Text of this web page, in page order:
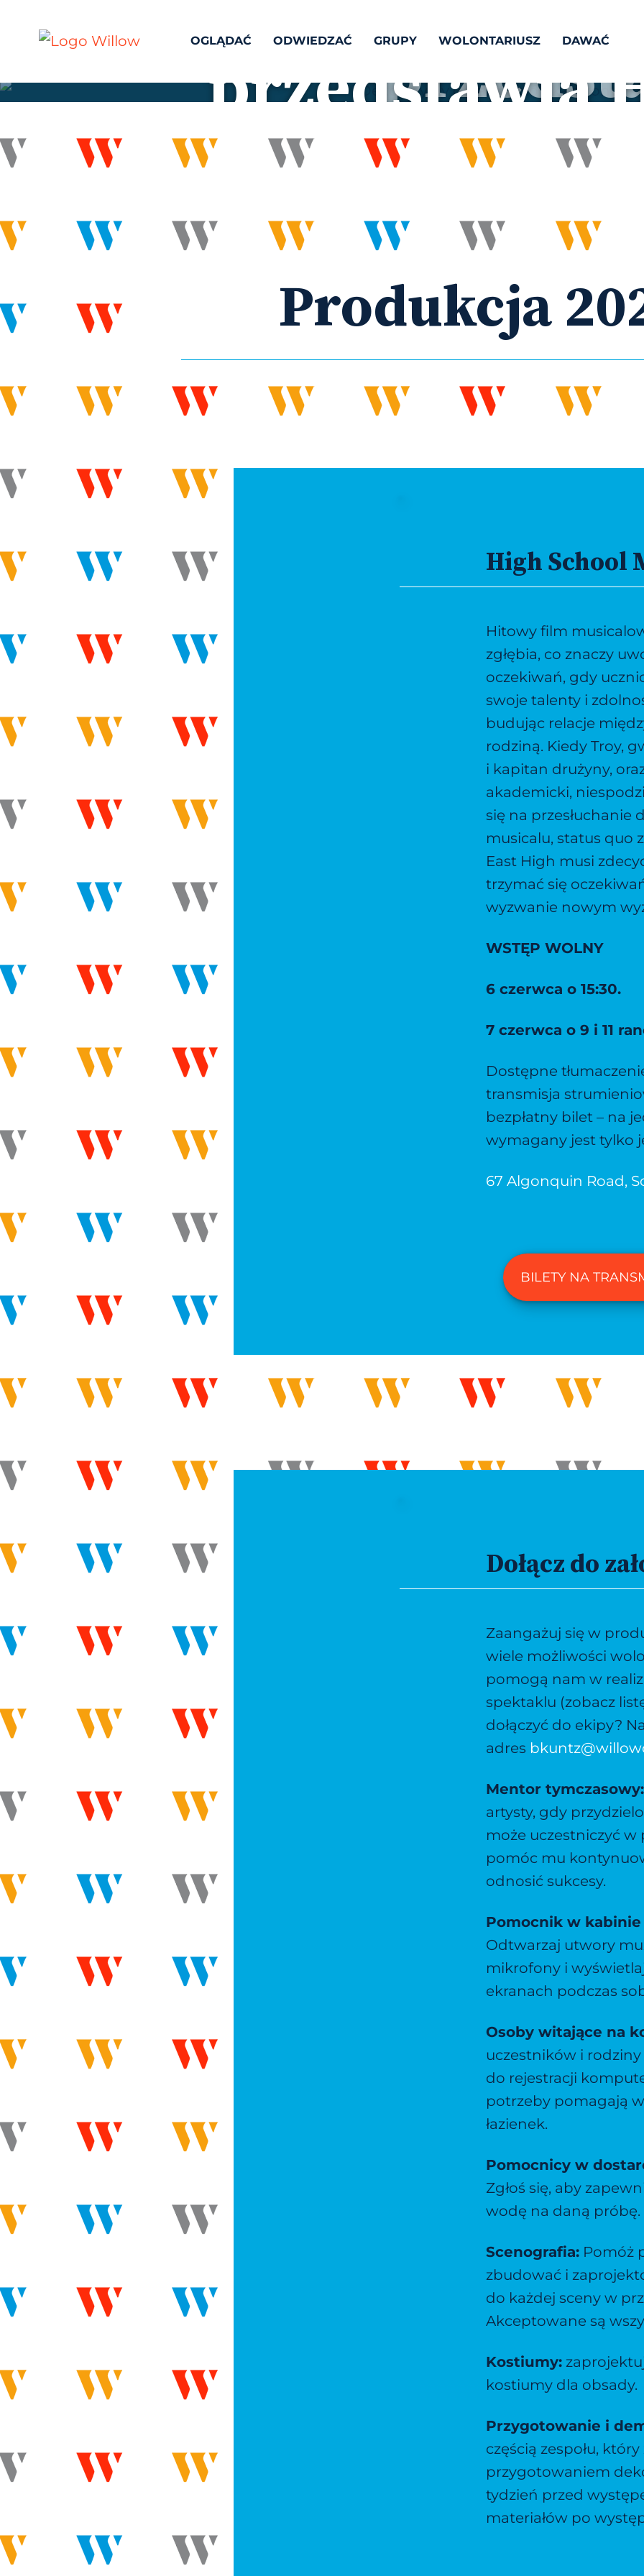
OGLĄDAĆ ODWIEDZAĆ GRUPY WOLONTARIUSZ DAWAĆ
Willow
przedstawia
School
Produkcja
High School
Hitowy film
zgłębia, co znaczy
oczekiwań, gdy
swoje talenty i
budując relacje
rodziną. Kiedy Troy,
i kapitan drużyny,
akademicki,
się na przesłuchanie
musicalu, status quo
East High musi
trzymać się
wyzwanie nowym
WSTĘP WOLNY
6 czerwca o 15:30.
7 czerwca o 9 i 11
Dostępne
transmisja
bezpłatny bilet – na
wymagany jest tylko
67 Algonquin Road,
BILETY NA
Dołącz do
Zaangażuj się w
wiele możliwości
pomogą nam w
spektaklu (zobacz
dołączyć do ekipy?
adres
Mentor tymczasowy:
artysty, gdy
może uczestniczyć w
pomóc mu
odnosić sukcesy.
Pomocnik w
Odtwarzaj utwory
mikrofony i
ekranach podczas
Osoby witające na
uczestników i
do rejestracji
potrzeby pomagają
łazienek.
Pomocnicy w
Zgłoś się, aby
wodę na daną próbę.
Scenografia: Pomóż
zbudować i
do każdej sceny w
Akceptowane są
Kostiumy:
kostiumy dla obsady.
Przygotowanie i
częścią zespołu,
przygotowaniem
tydzień przed
materiałów po